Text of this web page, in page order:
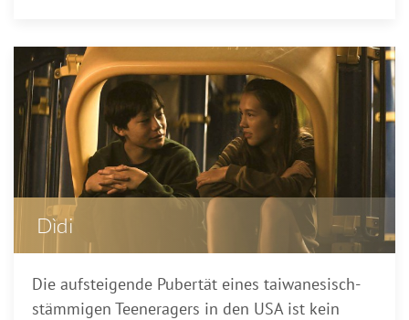
Dìdi
Die aufsteigende Pubertät eines taiwanesisch-
stämmigen Teeneragers in den USA ist kein